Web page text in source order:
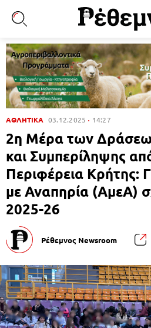
ΑΘΛΗΤΙΚΑ 03.12.2025 14:27
2η Μέρα των
και Συμπερίληψης
Περιφέρεια Κρήτης:
με Αναπηρία (ΑμεΑ)
2025-26
Ρέθεμνος Newsroom